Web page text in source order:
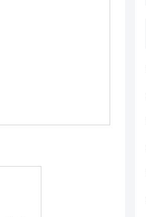
夢と犯罪